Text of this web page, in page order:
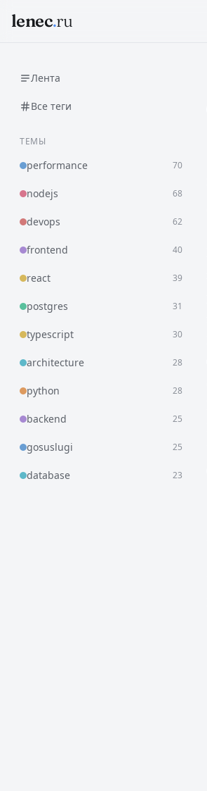
lenec.ru
Лента
Все теги
ТЕМЫ
performance 70
nodejs 68
devops 62
frontend 40
react 39
postgres 31
typescript 30
architecture 28
python 28
backend 25
gosuslugi 25
database 23